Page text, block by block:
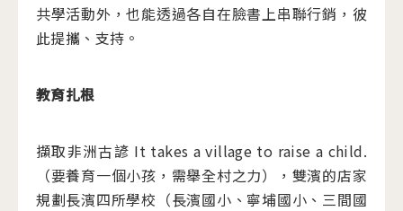
共學活動外，也能透過各自在臉書上串聯行銷，彼
此提攜、支持。
教育扎根
擷取非洲古諺 It takes a village to raise a child.
（要養育一個小孩，需舉全村之力），雙濱的店家
規劃長濱四所學校（長濱國小、寧埔國小、三間國